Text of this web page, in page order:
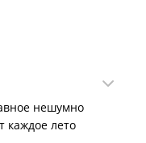
нешумно
каждое лето